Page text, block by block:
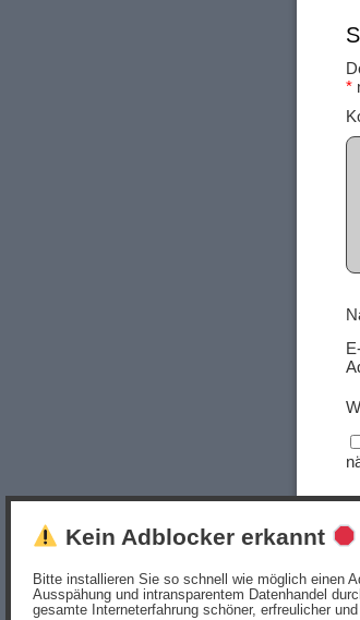
*
Kein Adblocker erkannt
Bitte installieren Sie so schnell wie möglich einen
Ausspähung und intransparentem Datenhandel
gesamte Interneterfahrung schöner, erfreulicher